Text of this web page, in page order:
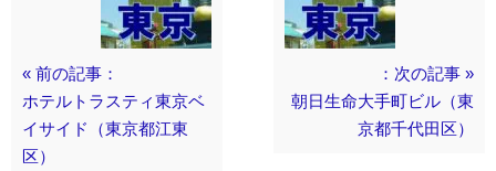
« 前の記事：
ホテルトラスティ東京ベ
イサイド（東京都江東
区）
：次の記事 »
朝日生命大手町ビル（東
京都千代田区）